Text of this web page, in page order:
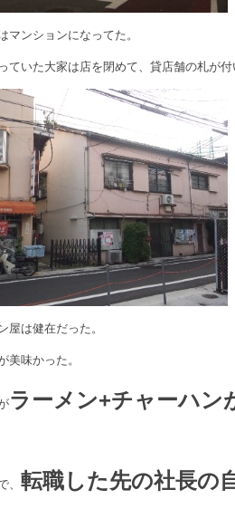
マンションになってた。
ていた大家は店を閉めて、貸店舗の札が付
屋は健在だった。
美味かった。
ラーメン+チャーハン
、転職した先の社長の